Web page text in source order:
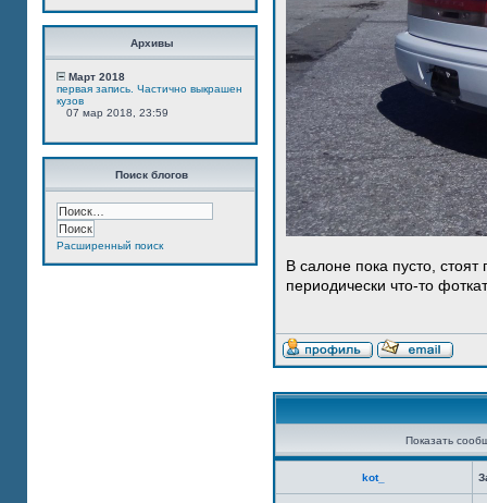
Архивы
Март 2018
первая запись. Частично выкрашен
кузов
07 мар 2018, 23:59
Поиск блогов
Расширенный поиск
В салоне пока пусто,
периодически что-то
Показать
kot_